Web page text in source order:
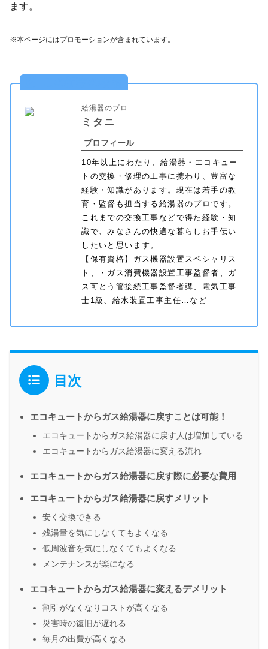
ます。
※本ページにはプロモーションが含まれています。
給湯器のプロ
ミタニ
プロフィール
10年以上にわたり、給湯器・エコキュー
トの交換・修理の工事に携わり、豊富な
経験・知識があります。現在は若手の教
育・監督も担当する給湯器のプロです。
これまでの交換工事などで得た経験・知
識で、みなさんの快適な暮らしお手伝い
したいと思います。
【保有資格】ガス機器設置スペシャリス
ト、・ガス消費機器設置工事監督者、ガ
ス可とう管接続工事監督者講、電気工事
士1級、給水装置工事主任…など
目次
エコキュートからガス給湯器に戻すことは可能！
エコキュートからガス給湯器に戻す人は増加している
エコキュートからガス給湯器に変える流れ
エコキュートからガス給湯器に戻す際に必要な費用
エコキュートからガス給湯器に戻すメリット
安く交換できる
残湯量を気にしなくてもよくなる
低周波音を気にしなくてもよくなる
メンテナンスが楽になる
エコキュートからガス給湯器に変えるデメリット
割引がなくなりコストが高くなる
災害時の復旧が遅れる
毎月の出費が高くなる